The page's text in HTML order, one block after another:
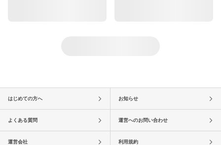
はじめての方へ お知らせ
よくある質問 運営へのお問い合わせ
運営会社 利用規約